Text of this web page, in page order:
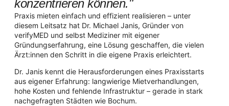
konzentrieren können."
Praxis mieten einfach und effizient realisieren – unter
diesem Leitsatz hat Dr. Michael Janis, Gründer von
verifyMED und selbst Mediziner mit eigener
Gründungserfahrung, eine Lösung geschaffen, die vielen
Ärzt:innen den Schritt in die eigene Praxis erleichtert.
Dr. Janis kennt die Herausforderungen eines Praxisstarts
aus eigener Erfahrung: langwierige Mietverhandlungen,
hohe Kosten und fehlende Infrastruktur – gerade in stark
nachgefragten Städten wie Bochum.